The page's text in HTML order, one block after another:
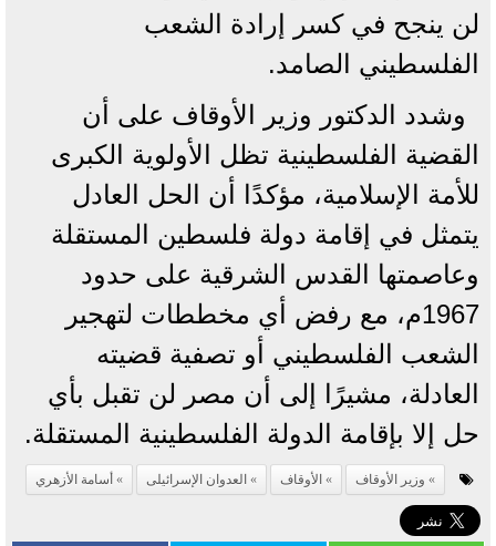
لن ينجح في كسر إرادة الشعب
الفلسطيني الصامد.
وشدد الدكتور وزير الأوقاف على أن
القضية الفلسطينية تظل الأولوية الكبرى
للأمة الإسلامية، مؤكدًا أن الحل العادل
يتمثل في إقامة دولة فلسطين المستقلة
وعاصمتها القدس الشرقية على حدود
1967م، مع رفض أي مخططات لتهجير
الشعب الفلسطيني أو تصفية قضيته
العادلة، مشيرًا إلى أن مصر لن تقبل بأي
حل إلا بإقامة الدولة الفلسطينية المستقلة.
وزير الأوقاف الأوقاف العدوان الإسرائيلى أسامة الأزهري